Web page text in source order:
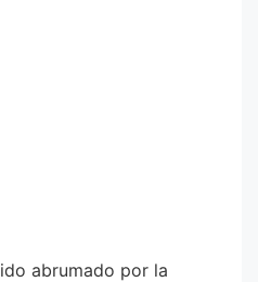
abrumado por la